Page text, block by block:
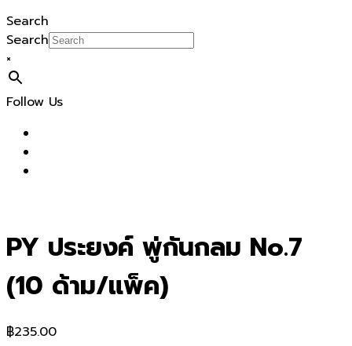
Search
Search
×
Follow Us
PY ประยงค์ พู่กันกลม No.7
(10 ด้าม/แพ็ค)
฿235.00